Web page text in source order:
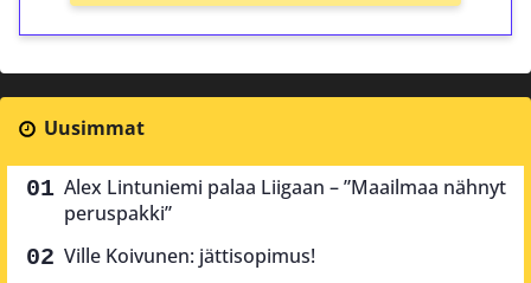
Uusimmat
Alex Lintuniemi palaa Liigaan – ”Maailmaa nähnyt
peruspakki”
Ville Koivunen: jättisopimus!